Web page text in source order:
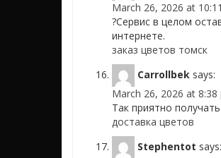
March 26, 2026 at
?Сервис в целом
интернете.
заказ цветов томск
Carrollbek says:
March 26, 2026 at 8:38
Так приятно
доставка цветов
Stephentot says: